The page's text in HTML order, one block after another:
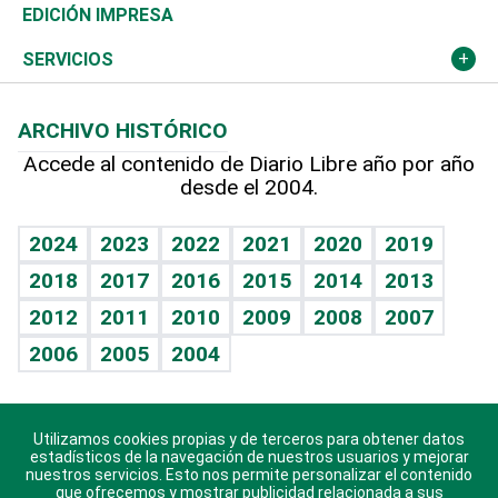
Caribe
Resto del mundo
Global y variable
Economía personal
Novedades
Podcast Arte Libre
Hablando con el pediatra
Vida y familia
Eñe
Celebrando la vida
Sin complejos
En pocas palabras
Escuchando al corazón
Olimpismo
Más deportes
Línea de hit
TBT Deportivo
Noticiero Poteleche
Columnistas
Martes de tecnología
Cambio climático
Deportes
Opinión
Hecho en casa
Guía del dinero
EDICIÓN IMPRESA
SERVICIOS
Cumpleaños
Horóscopos
Crucigramas
ARCHIVO HISTÓRICO
Accede al contenido de Diario Libre año por año
desde el 2004.
2024 2023 2022 2021 2020
2019
2018
2017 2016 2015 2014
2013
2012
2011 2010 2009 2008
2007
2006
2005 2004
Descarga nuestras aplicaciones para Android, iOS y
sistema Huawei.
Utilizamos cookies propias y de terceros para obtener datos
estadísticos de la navegación de nuestros usuarios y mejorar
nuestros servicios. Esto nos permite personalizar el contenido
que ofrecemos y mostrar publicidad relacionada a sus